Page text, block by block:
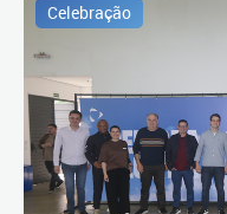
Celebração